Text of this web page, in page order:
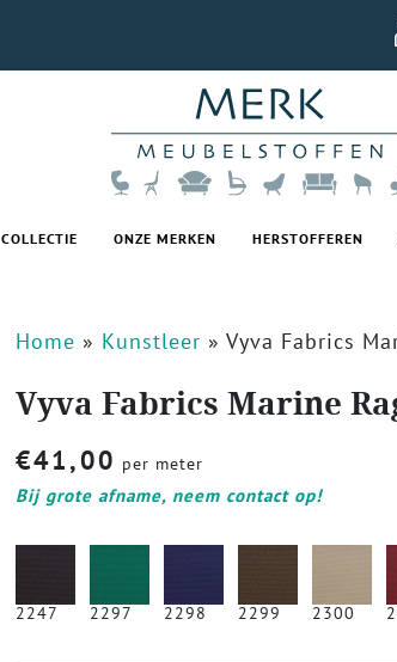
COLLECTIE ONZE MERKEN HERSTOFFEREN
Home » Kunstleer » Vyva Fabrics
Vyva Fabrics Marine
€41,00 per meter
Bij grote afname, neem contact op!
2247 2297 2298 2299 2300